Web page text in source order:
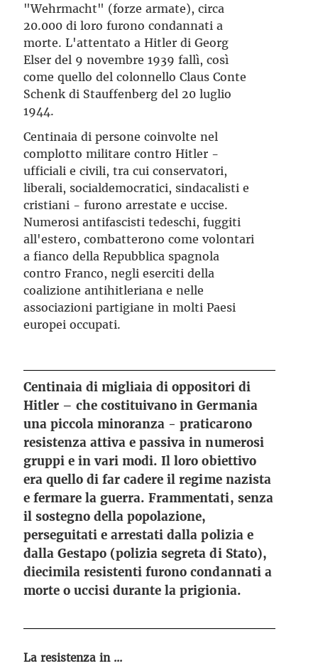
"Wehrmacht" (forze armate), circa
20.000 di loro furono condannati a
morte. L'attentato a Hitler di Georg
Elser del 9 novembre 1939 fallì, così
come quello del colonnello Claus Conte
Schenk di Stauffenberg del 20 luglio
1944.
Centinaia di persone coinvolte nel
complotto militare contro Hitler -
ufficiali e civili, tra cui conservatori,
liberali, socialdemocratici, sindacalisti e
cristiani - furono arrestate e uccise.
Numerosi antifascisti tedeschi, fuggiti
all'estero, combatterono come volontari
a fianco della Repubblica spagnola
contro Franco, negli eserciti della
coalizione antihitleriana e nelle
associazioni partigiane in molti Paesi
europei occupati.
Centinaia di migliaia di oppositori di
Hitler – che costituivano in Germania
una piccola minoranza - praticarono
resistenza attiva e passiva in numerosi
gruppi e in vari modi. Il loro obiettivo
era quello di far cadere il regime nazista
e fermare la guerra. Frammentati, senza
il sostegno della popolazione,
perseguitati e arrestati dalla polizia e
dalla Gestapo (polizia segreta di Stato),
diecimila resistenti furono condannati a
morte o uccisi durante la prigionia.
La resistenza in ...